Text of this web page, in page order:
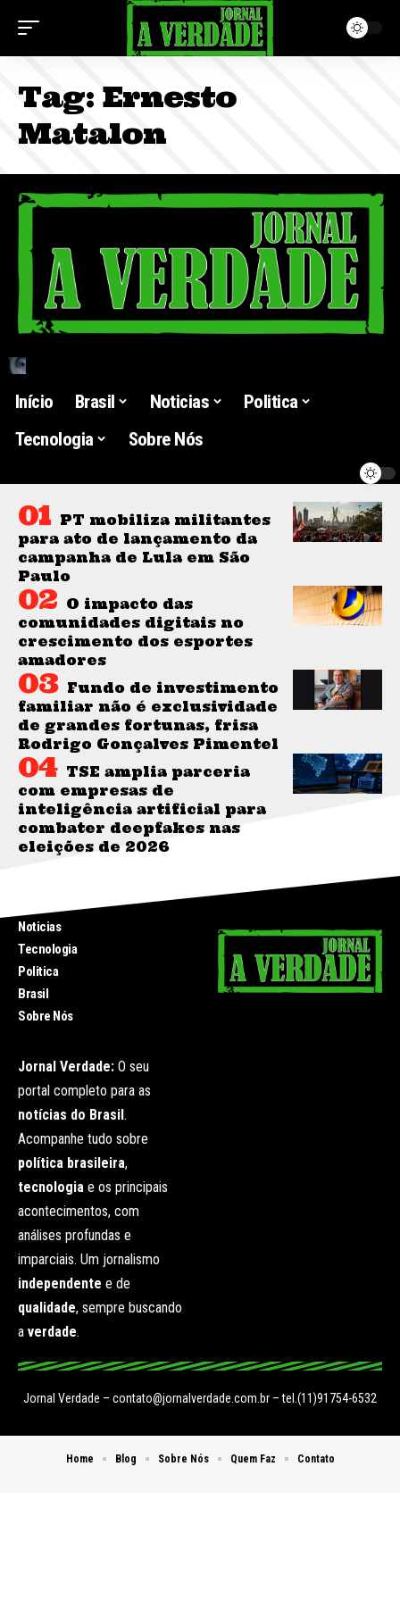
Tag: Ernesto
Matalon
Início Brasil Noticias
Politica
Tecnologia
Sobre Nós
PT mobiliza militantes
para ato de lançamento da
campanha de Lula em São
Paulo
O impacto das
comunidades digitais no
crescimento dos esportes
amadores
Fundo de investimento
familiar não é exclusividade
de grandes fortunas, frisa
Rodrigo Gonçalves Pimentel
TSE amplia parceria
com empresas de
inteligência artificial para
combater deepfakes nas
eleições de 2026
Noticias
Tecnologia
Politica
Brasil
Sobre Nós
Jornal Verdade: O seu
portal completo para as
notícias do Brasil .
Acompanhe tudo sobre
política brasileira,
tecnologia e os principais
acontecimentos, com
análises profundas e
imparciais. Um jornalismo
independente e de
qualidade, sempre buscando
a verdade.
Jornal Verdade – contato@jornalverdade.com.br – tel.(11)91754-6532
Home Blog Sobre Nós Quem Faz Contato